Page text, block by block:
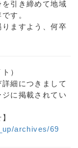
引き締めて地域
す。
ますよう、何卒
）
細につきまして
に掲載されてい
archives/69